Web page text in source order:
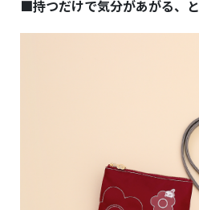
■持つだけで気分があがる、